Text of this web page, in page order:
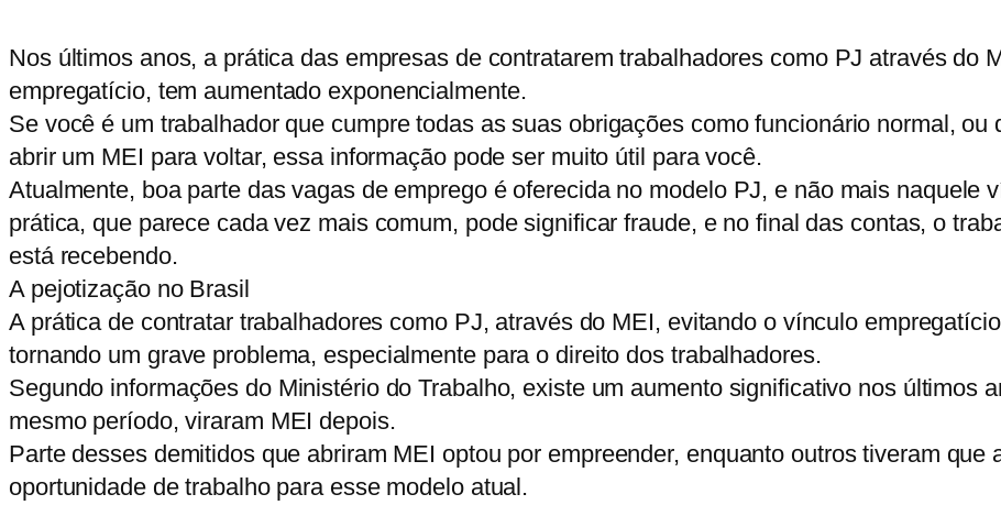
Nos últimos anos, a prática das empresas de contratarem trabalhadores como PJ através do
empregatício, tem aumentado exponencialmente.
Se você é um trabalhador que cumpre todas as suas obrigações como funcionário normal, ou
abrir um MEI para voltar, essa informação pode ser muito útil para você.
Atualmente, boa parte das vagas de emprego é oferecida no modelo PJ, e não mais naquele
prática, que parece cada vez mais comum, pode significar fraude, e no final das contas, o
está recebendo.
A pejotização no Brasil
A prática de contratar trabalhadores como PJ, através do MEI, evitando o vínculo
tornando um grave problema, especialmente para o direito dos trabalhadores.
Segundo informações do Ministério do Trabalho, existe um aumento significativo nos últimos
mesmo período, viraram MEI depois.
Parte desses demitidos que abriram MEI optou por empreender, enquanto outros tiveram
oportunidade de trabalho para esse modelo atual.